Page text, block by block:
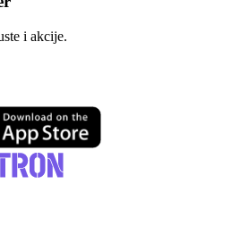
i akcije.